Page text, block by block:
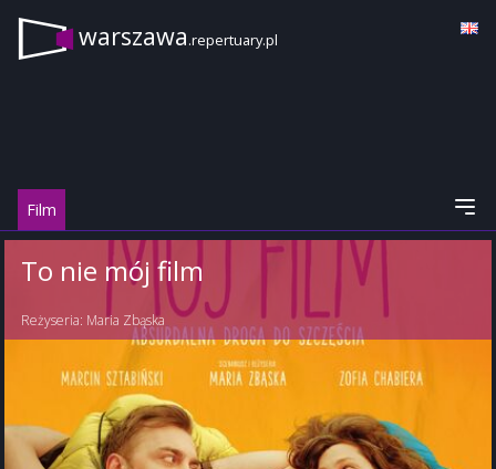
warszawa.repertuary.pl
Film
To nie mój film
Reżyseria: Maria Zbąska